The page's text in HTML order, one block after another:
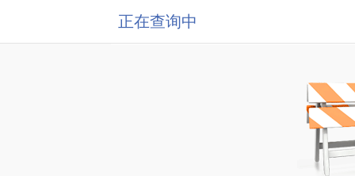
正在查询中